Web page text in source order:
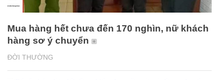
ĐỜI THƯỜNG
Mua hàng hết chưa đến 170 nghìn, nữ khách
hàng sơ ý chuyển